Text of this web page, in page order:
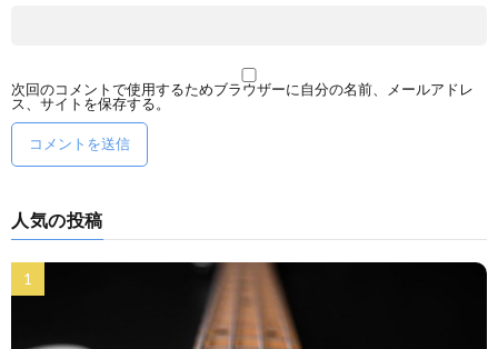
次回のコメントで使用するためブラウザーに自分の名前、メールアドレ
ス、サイトを保存する。
人気の投稿